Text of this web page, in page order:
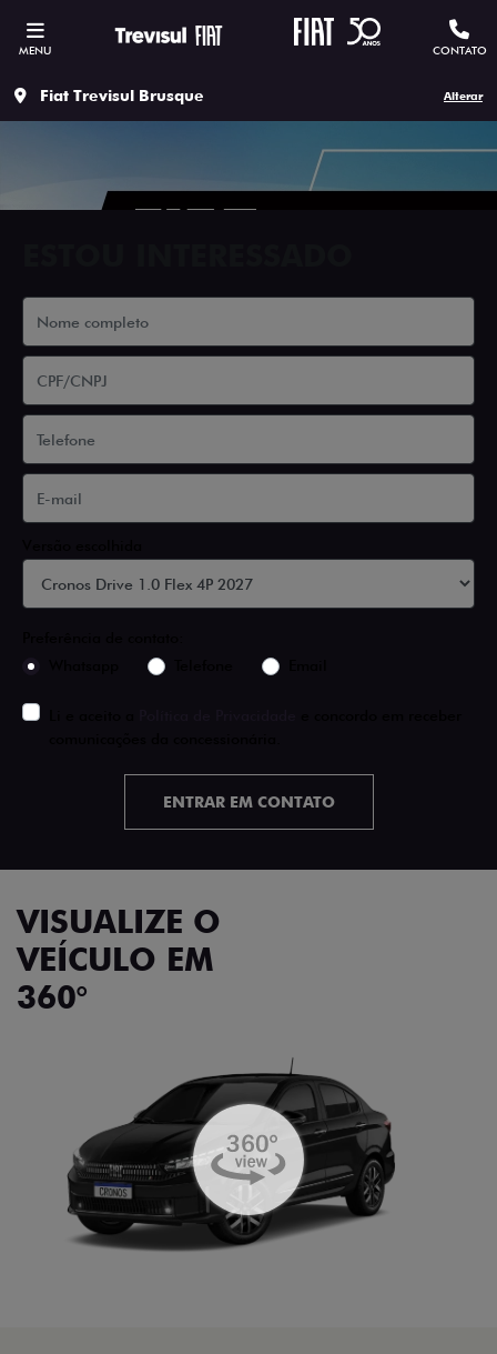
MENU CONTATO
Fiat Trevisul Brusque Alterar
ENTRAR EM CONTATO
VISUALIZE O
VEÍCULO EM
360°